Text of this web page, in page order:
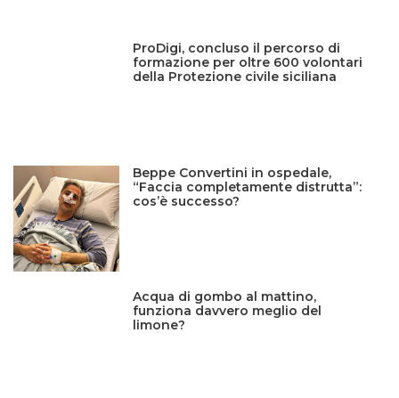
ProDigi, concluso il percorso di
formazione per oltre 600 volontari
della Protezione civile siciliana
Beppe Convertini in ospedale,
“Faccia completamente distrutta”:
cos’è successo?
Acqua di gombo al mattino,
funziona davvero meglio del
limone?